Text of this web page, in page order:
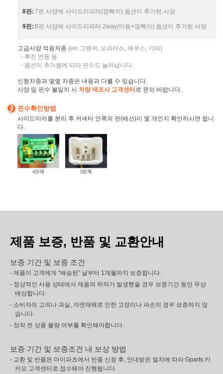
8핀: 7핀 사양에 사이드리피터(깜빡이) 옵션이 추가된 사양
9핀: 8핀 사양에 사이드리피터 2way(미등+깜빡이) 옵션이 추가된 사양
고급사양 적용차종 (ex: 그랜저, 오피러스, 에쿠스, 기타)
- 후진 연동 등
- 옵션이 추가됨에 따라 핀수도 늘어납니다.
신형차종과 몇몇 차종은 내용과 다를 수 있습니다.
사양 및 핀수 불일치 시 차량 제조사 고객센터 로 문의 바랍니다.
핀수확인방법
사이드미러를 분리 후 커넥터 안쪽의 핀(배선)이 몇 개인지 확인하시면 됩니
다.
제품 보증, 반품 및 교환안내
보증 기간 및 보증 조건
- 제품이 고객에게 “배송된” 날부터 1개월까지 보증합니다.
- 정상적인 사용 상태에서 제품의 하자가 발생했을 경우 보증기간 동안 무상
배상합니다.
- 소비자의 고의나 과실, 자연재해로 인한 고장이나 파손의 경우 보증하지 않
습니다.
- 장착 전 상품 불량 여부를 확인해야합니다.
보증 기간 및 보증조건 내 보상 방법
- 교환 및 반품은 마이파츠에서 반품 신청 후, 안내받은 절차에 따라 Gparts 카
카오 고객센터로 접수해야 진행됩니다.